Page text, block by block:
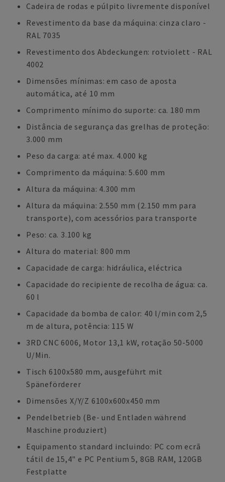
Cadeira de rodas e púlpito livremente disponível
Revestimento da base da máquina: cinza claro -
RAL 7035
Revestimento dos Abdeckungen: rotviolett - RAL
4002
Dimensões mínimas: em caso de aposta
automática, até 10 mm
Comprimento mínimo do suporte: ca. 180 mm
Distância de segurança das grelhas de proteção:
3.000 mm
Peso da carga: até max. 4.000 kg
Comprimento da máquina: 5.600 mm
Altura da máquina: 4.300 mm
Altura da máquina: 2.550 mm (2.150 mm para
transporte), com acessórios para transporte
Peso: ca. 3.100 kg
Altura do material: 800 mm
Capacidade de carga: hidráulica, eléctrica
Capacidade do recipiente de recolha de água: ca.
60 l
Capacidade da bomba de calor: 40 l/min com 2,5
m de altura, potência: 115 W
3RD CNC 6006, Motor 13,1 kW, rotação 50-5000
U/Min.
Tisch 6100x580 mm, ausgeführt mit
Späneförderer
Dimensões X/Y/Z 6100x600x450 mm
Pendelbetrieb (Be- und Entladen während
Maschine produziert)
Equipamento standard incluindo: PC com ecrã
tátil de 15,4" e PC Pentium 5, 8GB RAM, 120GB
Festplatte